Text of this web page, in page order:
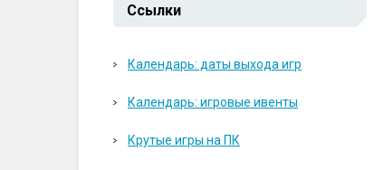
Ссылки
Календарь: даты выхода игр
Календарь: игровые ивенты
Крутые игры на ПК